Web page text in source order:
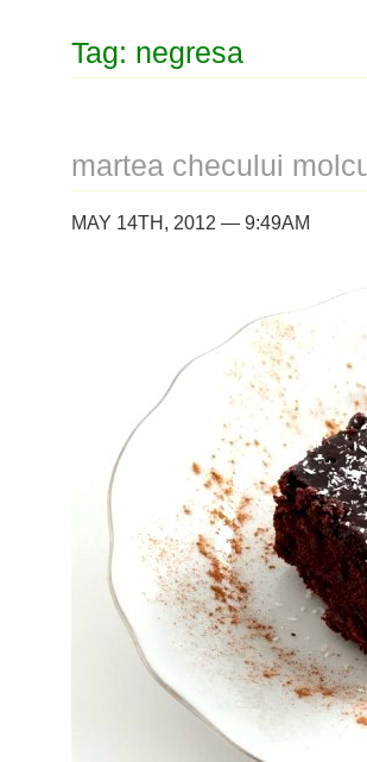
Tag: negresa
martea checului
MAY 14TH, 2012 — 9:49AM